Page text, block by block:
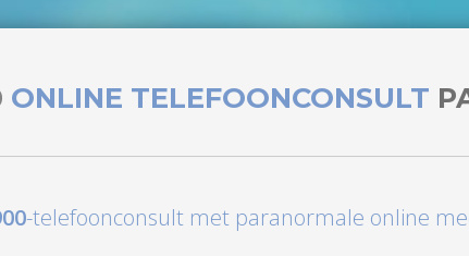
ONLINE TELEFOONCONSULT
-telefoonconsult met paranormale online